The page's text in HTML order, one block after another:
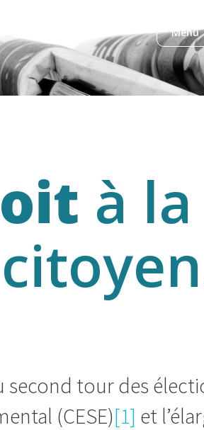
Menu
à la
tour des
(CESE)[1] et